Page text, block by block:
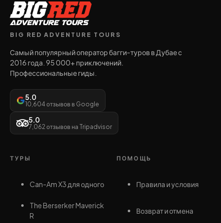
BIG RED ADVENTURE TOURS
Самый популярный оператор багги-туров в Дубае с
2016 года. 95 000+ приключений.
Профессиональные гиды.
5.0
10,604 отзывов в Google
5.0
7,062 отзывов на Tripadvisor
ТУРЫ
Can-Am X3 для одного
The Berserker Maverick
R
ПОМОЩЬ
Правила и условия
Возврат и отмена